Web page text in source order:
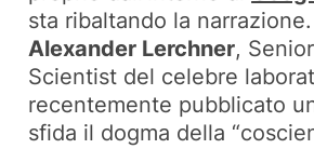
sta ribaltando la narrazione.
Alexander Lerchner,
Scientist del celebre
recentemente pubblicato
sfida il dogma della